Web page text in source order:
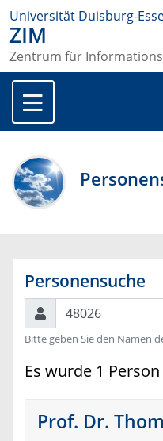
Universität Duisburg-
ZIM
Zentrum für
Personensuche
Suchen
Bitte geben Sie den Namen
Es wurde 1
Prof. Dr.